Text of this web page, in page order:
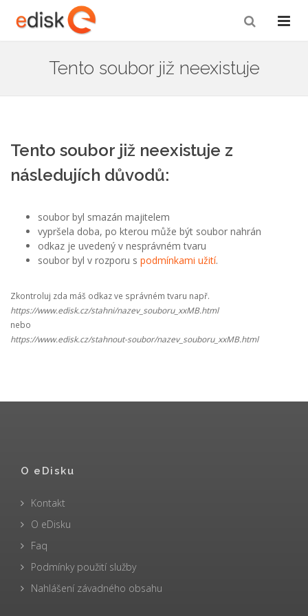
Tento soubor již neexistuje
Tento soubor již neexistuje z
následujích důvodů:
soubor byl smazán majitelem
vypršela doba, po kterou může být soubor nahrán
odkaz je uvedený v nesprávném tvaru
soubor byl v rozporu s podmínkami užití.
Zkontroluj zda máš odkaz ve správném tvaru např.
https://www.edisk.cz/stahni/nazev_souboru_xxMB.html
nebo
https://www.edisk.cz/stahnout-soubor/nazev_souboru_xxMB.html
O eDisku
Kontakt
O eDisku
Faq
Podmínky použití služby
Nahlášení závadného obsahu